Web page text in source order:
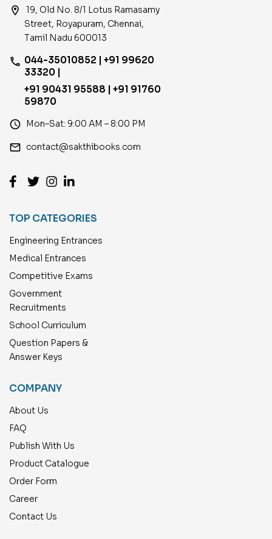
location_on
19, Old No. 8/1 Lotus Ramasamy
Street, Royapuram, Chennai,
Tamil Nadu 600013
phone 044-35010852 | +91 99620
33320 |
+91 90431 95588 | +91 91760
59870
access_time Mon–Sat: 9:00 AM – 8:00 PM
email contact@sakthibooks.com
TOP CATEGORIES
Engineering Entrances
Medical Entrances
Competitive Exams
Government
Recruitments
School Curriculum
Question Papers &
Answer Keys
COMPANY
About Us
FAQ
Publish With Us
Product Catalogue
Order Form
Career
Contact Us